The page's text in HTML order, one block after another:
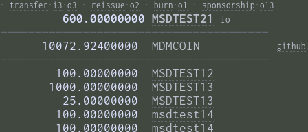
· transfer · i3 · o3 · reissue · o2 · burn · o1 · sponsorship · o13
         600.00000000
MSDTEST21 io
———————————————————————————————————————
      10072.92400000
MDMCOIN
———————————————————————————————————————
        100.00000000
MSDTEST12
       1000.00000000
MSDTEST13
         25.00000000
MSDTEST13
        100.00000000
msdtest14
        100.00000000
msdtest14